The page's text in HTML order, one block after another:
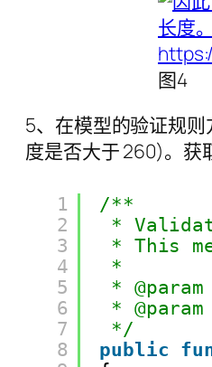
图4
5、在模型的验证规
度是否大于 260)。获
1
2
3
4
5
6
7
8
/**
*
* This
*
*
*
*/
public